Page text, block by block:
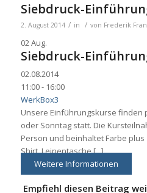
Siebdruck-
2. August 2014 / in / von Frederik
02Aug.
Siebdruck-
02.08.2014
11:00 - 16:00
WerkBox3
Unsere Einführungskurse finden
oder Sonntag statt. Die
Person und beinhaltet Farbe
Shirt, Leinentasche [...]
Weitere Informationen
Empfiehl diesen Beitrag